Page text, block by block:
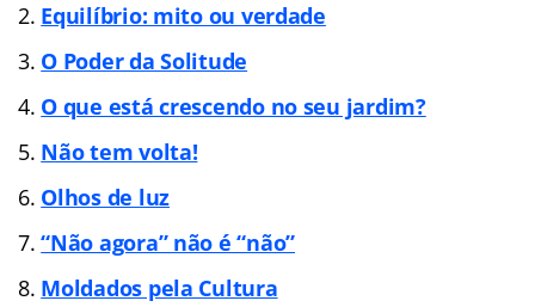
Equilíbrio: mito ou verdade
O Poder da Solitude
O que está crescendo no seu jardim?
Não tem volta!
Olhos de luz
“Não agora” não é “não”
Moldados pela Cultura